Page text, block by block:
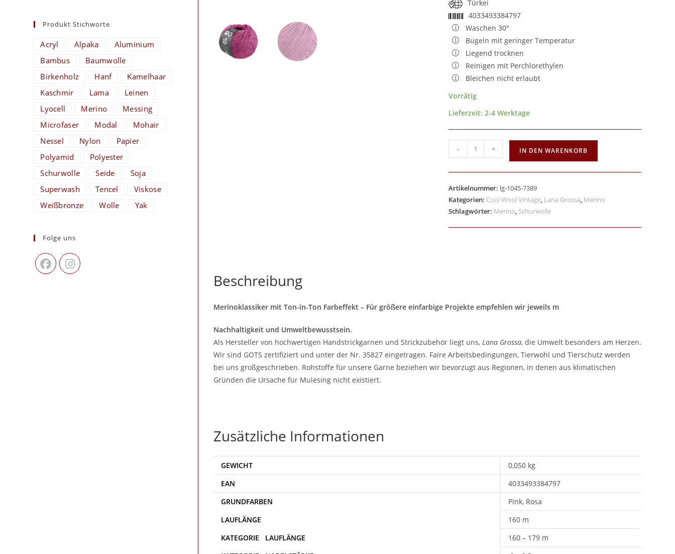
Türkei
4033493384797
Waschen 30°
Bügeln mit geringer Temperatur
Liegend trocknen
Reinigen mit Perchlorethylen
Bleichen nicht erlaubt
Vorrätig
Lieferzeit:2-4 Werktage
- + IN DEN WARENKORB
Artikelnummer: lg-1045-7389
Kategorien: Cool Wool Vintage, Lana Grossa, Merino
Schlagwörter: Merino, Schurwolle
Beschreibung
Merinoklassiker mit Ton-in-Ton Farbeffekt – Für größere einfarbige Projekte empfehlen wir jeweils m
Nachhaltigkeit und Umweltbewusstsein.
Als Hersteller von hochwertigen Handstrickgarnen und Strickzubehör liegt uns, Lana Grossa, die Umwelt besonders am Herzen.
Wir sind GOTS zertifiziert und unter der Nr. 35827 eingetragen. Faire Arbeitsbedingungen, Tierwohl und Tierschutz werden
bei uns großgeschrieben. Rohstoffe für unsere Garne beziehen wir bevorzugt aus Regionen, in denen aus klimatischen
Gründen die Ursache für Mulesing nicht existiert.
Zusätzliche Informationen
GEWICHT
0,050 kg
EAN
4033493384797
Pink, Rosa
160 m
160 – 179 m
Produkt Stichworte
Acryl Alpaka
Aluminium
Bambus
Baumwolle
Birkenholz
Hanf
Kamelhaar
Kaschmir
Lama
Leinen
Lyocell
Merino
Messing
Microfaser
Modal
Mohair
Nessel
Nylon
Papier
Polyamid
Polyester
Schurwolle
Seide
Soja
Superwash
Tencel
Viskose
Weißbronze
Wolle Yak
Folge uns